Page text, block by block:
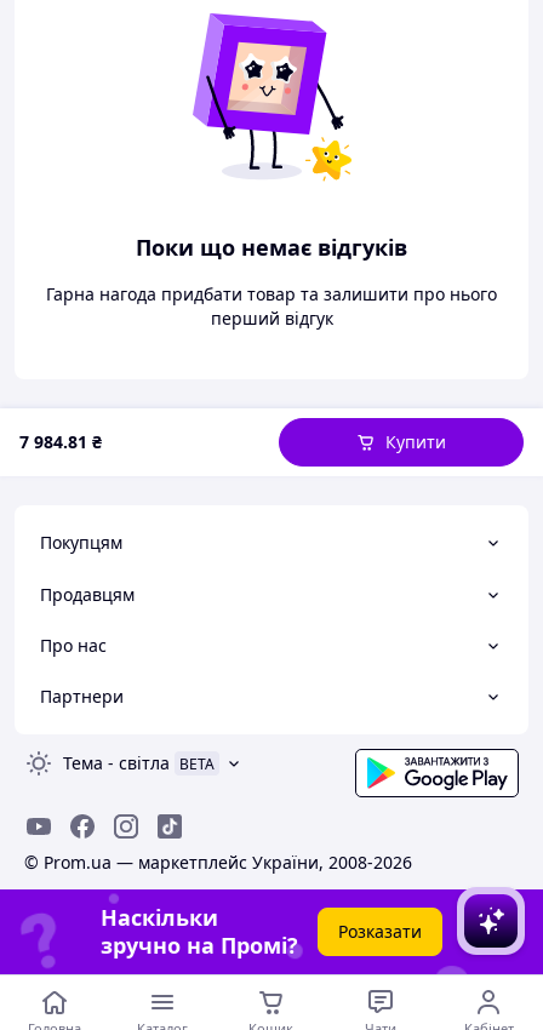
Поки що немає відгуків
Гарна нагода придбати товар та залишити про нього
перший відгук
7 984.81 ₴ Купити
Покупцям
Продавцям
Про нас
Партнери
Тема - світла BETA
© Prom.ua — маркетплейс України, 2008-2026
Наскільки
зручно на Промі?
Розказати